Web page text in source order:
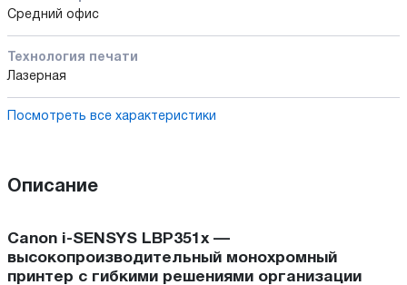
Средний офис
Технология печати
Лазерная
Посмотреть все характеристики
Описание
Canon i-SENSYS LBP351x —
высокопроизводительный монохромный
принтер с гибкими решениями организации